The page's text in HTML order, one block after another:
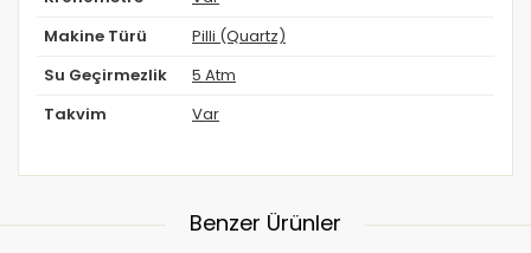
Makine Türü Pilli (Quartz)
Su Geçirmezlik 5 Atm
Takvim Var
Benzer Ürünler